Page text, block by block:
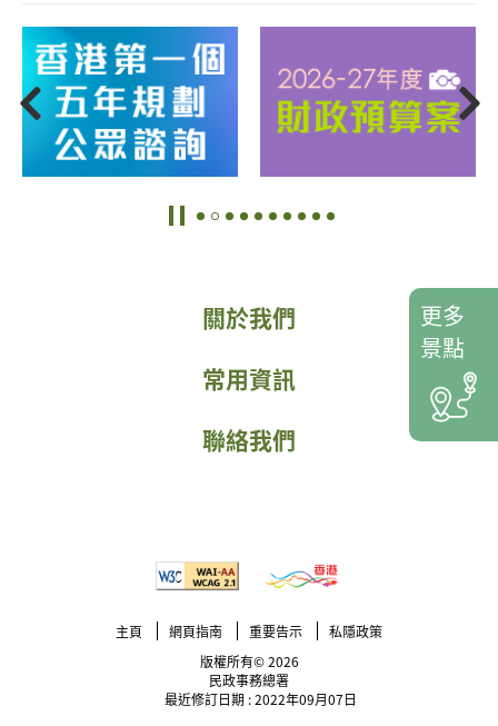
關於我們
常用資訊
聯絡我們
更多
景點
主頁 網頁指南 重要告示
私隱政策
版權所有© 2026
民政事務總署
最近修訂日期 : 2022年09月07日